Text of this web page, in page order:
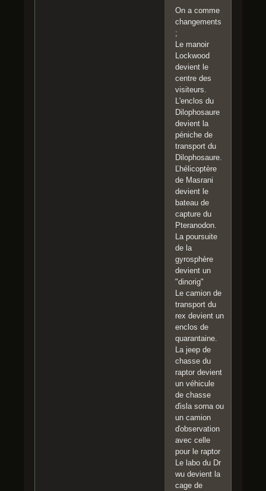
On a comme
changements
;
Le manoir
Lockwood
devient le
centre des
visiteurs.
L'enclos du
Dilophosaure
devient la
péniche de
transport du
Dilophosaure.
Ľhélicoptère
de Masrani
devient le
bateau de
capture du
Pteranodon.
La poursuite
de la
gyrosphère
devient un
"dinorig"
Le camion de
transport du
rex devient un
enclos de
quarantaine.
La jeep de
chasse du
raptor devient
un véhicule
de chasse
ďisla sorna ou
un camion
ďobservation
avec celle
pour le raptor
Le labo du Dr
wu devient la
cage de